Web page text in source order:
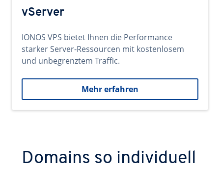
vServer
IONOS VPS bietet Ihnen die Performance
starker Server-Ressourcen mit kostenlosem
und unbegrenztem Traffic.
Mehr erfahren
Domains so individuell